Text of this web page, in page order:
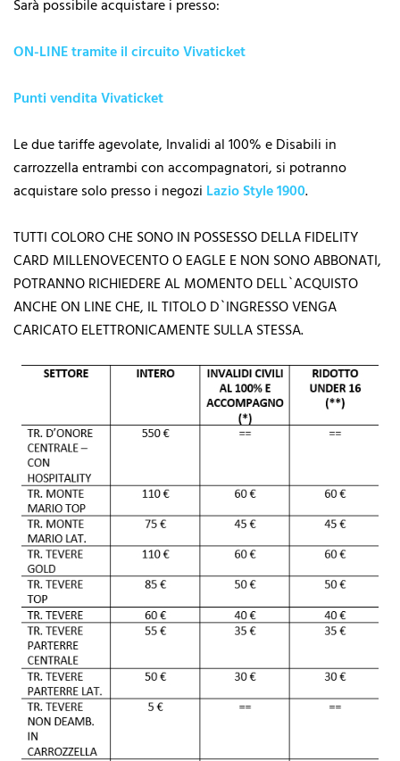
Sarà possibile acquistare i presso:
ON-LINE tramite il circuito Vivaticket
Punti vendita Vivaticket
Le due tariffe agevolate, Invalidi al 100% e Disabili in
carrozzella entrambi con accompagnatori, si potranno
acquistare solo presso i negozi Lazio Style 1900.
TUTTI COLORO CHE SONO IN POSSESSO DELLA FIDELITY
CARD MILLENOVECENTO O EAGLE E NON SONO ABBONATI,
POTRANNO RICHIEDERE AL MOMENTO DELL`ACQUISTO
ANCHE ON LINE CHE, IL TITOLO D`INGRESSO VENGA
CARICATO ELETTRONICAMENTE SULLA STESSA.